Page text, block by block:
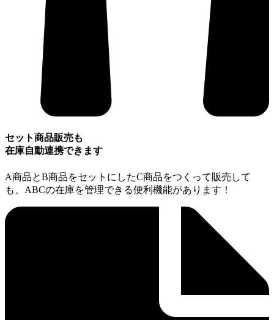
セット商品販売も
在庫自動連携できます
A商品とB商品をセットにしたC商品をつくって販売して
も、ABCの在庫を管理できる便利機能があります！